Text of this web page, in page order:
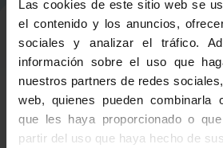
Las cookies de este sitio web se
el contenido y los anuncios,
sociales y analizar el tráfico.
información sobre el uso que
nuestros partners de redes
web, quienes pueden combinarla
que les haya proporcionado o
partir del uso que haya hecho de